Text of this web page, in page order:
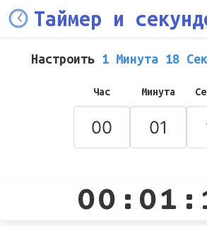
Таймер и
Настроить 1 Минута 18
Час Минута